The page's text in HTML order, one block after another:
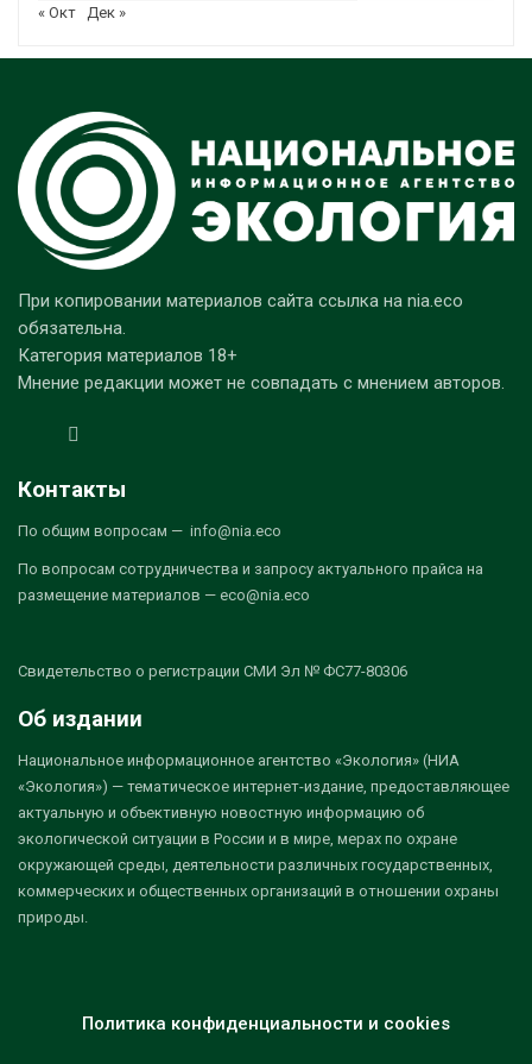
« Окт
Дек »
При копировании материалов сайта ссылка на nia.eco
обязательна.
Категория материалов 18+
Мнение редакции может не совпадать с мнением авторов.
Контакты
По общим вопросам — info@nia.eco
По вопросам сотрудничества и запросу актуального прайса на
размещение материалов — eco@nia.eco
Свидетельство о регистрации СМИ Эл № ФС77-80306
Об издании
Национальное информационное агентство «Экология» (НИА
«Экология») — тематическое интернет-издание, предоставляющее
актуальную и объективную новостную информацию об
экологической ситуации в России и в мире, мерах по охране
окружающей среды, деятельности различных государственных,
коммерческих и общественных организаций в отношении охраны
природы.
Политика конфиденциальности и cookies